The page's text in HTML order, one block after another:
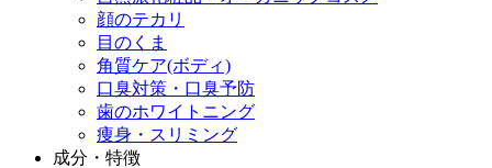
顔のテカリ
目のくま
角質ケア(ボディ)
口臭対策・口臭予防
歯のホワイトニング
痩身・スリミング
成分・特徴